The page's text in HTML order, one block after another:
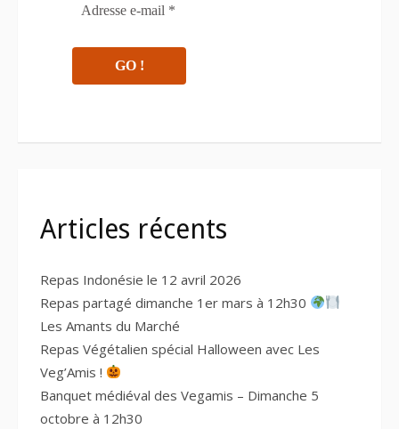
Articles récents
Repas Indonésie le 12 avril 2026
Repas partagé dimanche 1er mars à 12h30
Les Amants du Marché
Repas Végétalien spécial Halloween avec Les
Veg’Amis !
Banquet médiéval des Vegamis – Dimanche 5
octobre à 12h30